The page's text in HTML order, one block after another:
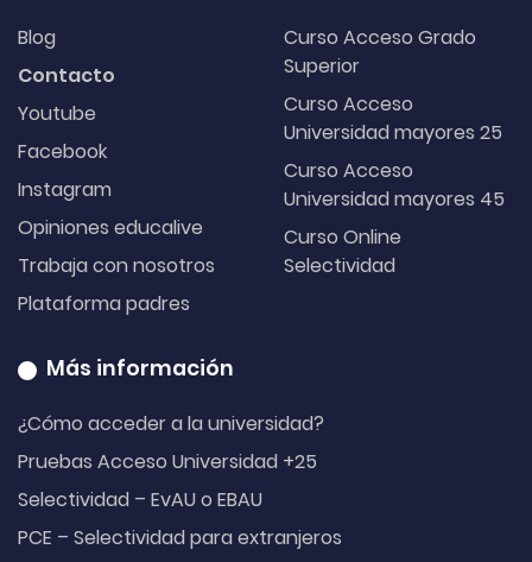
Blog
Contacto
Youtube
Facebook
Instagram
Opiniones educalive
Trabaja con nosotros
Plataforma padres
Curso Acceso Grado
Superior
Curso Acceso
Universidad mayores 25
Curso Acceso
Universidad mayores 45
Curso Online
Selectividad
Más información
¿Cómo acceder a la universidad?
Pruebas Acceso Universidad +25
Selectividad – EvAU o EBAU
PCE – Selectividad para extranjeros